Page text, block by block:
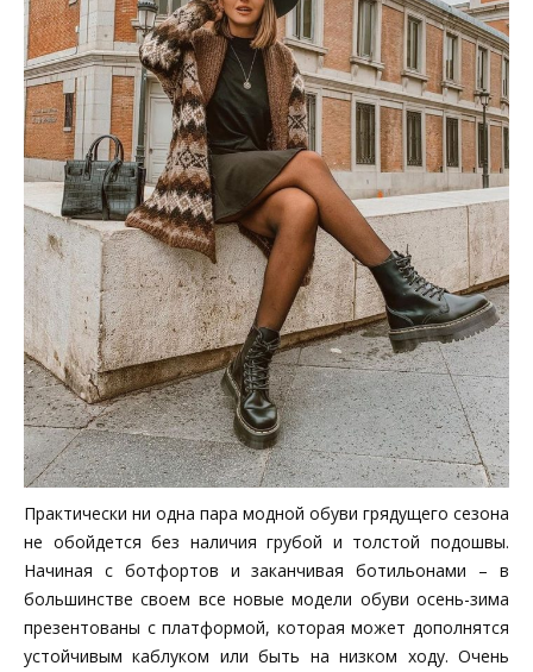
Практически ни одна пара модной обуви грядущего сезона
не обойдется без наличия грубой и толстой подошвы.
Начиная с ботфортов и заканчивая ботильонами – в
большинстве своем все новые модели обуви осень-зима
презентованы с платформой, которая может дополнятся
устойчивым каблуком или быть на низком ходу. Очень